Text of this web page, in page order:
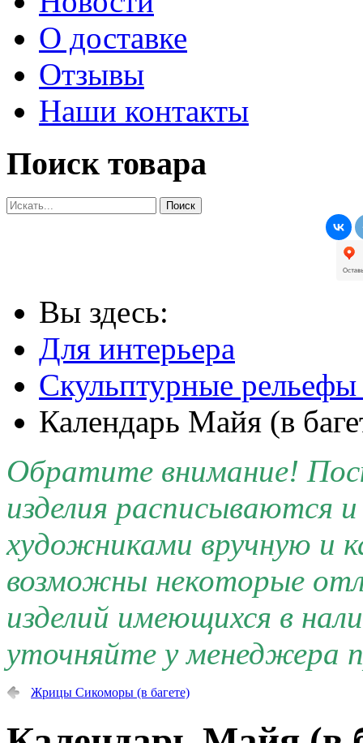
О доставке
Отзывы
Наши контакты
Поиск товара
Вы здесь:
Для интерьера
Скульптурные рельефы
Календарь Майя (в
Обратите внимание!
изделия расписываются
художниками вручную и
возможны некоторые
изделий имеющихся в
уточняйте у менеджера
Жрицы Сикоморы (в багете)